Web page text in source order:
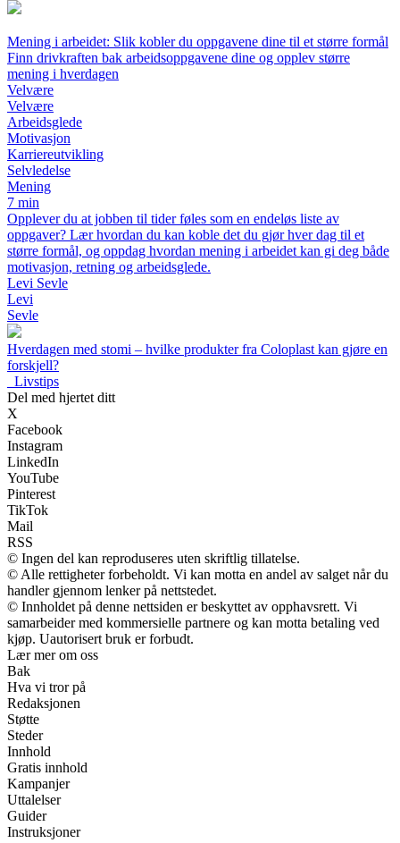
Mening i arbeidet: Slik kobler du oppgavene dine til et større formål
Finn drivkraften bak arbeidsoppgavene dine og opplev større
mening i hverdagen
Velvære
Velvære
Arbeidsglede
Motivasjon
Karriereutvikling
Selvledelse
Mening
7 min
Opplever du at jobben til tider føles som en endeløs liste av
oppgaver? Lær hvordan du kan koble det du gjør hver dag til et
større formål, og oppdag hvordan mening i arbeidet kan gi deg både
motivasjon, retning og arbeidsglede.
Levi Sevle
Levi
Sevle
Hverdagen med stomi – hvilke produkter fra Coloplast kan gjøre en
forskjell?
Livstips
Del med hjertet ditt
X
Facebook
Instagram
LinkedIn
YouTube
Pinterest
TikTok
Mail
RSS
© Ingen del kan reproduseres uten skriftlig tillatelse.
© Alle rettigheter forbeholdt. Vi kan motta en andel av salget når du
handler gjennom lenker på nettstedet.
© Innholdet på denne nettsiden er beskyttet av opphavsrett. Vi
samarbeider med kommersielle partnere og kan motta betaling ved
kjøp. Uautorisert bruk er forbudt.
Lær mer om oss
Bak
Hva vi tror på
Redaksjonen
Støtte
Steder
Innhold
Gratis innhold
Kampanjer
Uttalelser
Guider
Instruksjoner